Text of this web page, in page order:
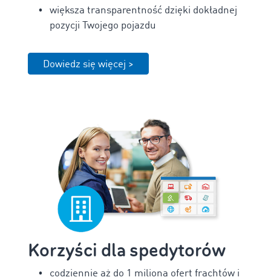
większa transparentność dzięki dokładnej
pozycji Twojego pojazdu
Dowiedz się więcej >
Korzyści dla spedytorów
codziennie aż do 1 miliona ofert frachtów i